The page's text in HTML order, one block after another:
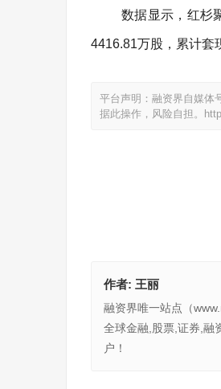
数据显示，红杉
4416.81万股，累计套
平台声明：融资界自媒体
据此操作，风险自担。
作者: 王丽
融资界唯一站点（
全球金融,股票,证券,融
户！